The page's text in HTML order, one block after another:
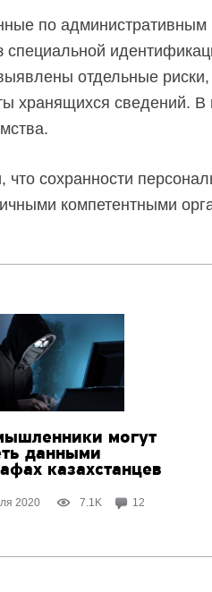
по
специальной
отдельные
хранящихся сведений.
что сохранности
компетентными
могут
данными
казахстанцев
2020 7.1K 12